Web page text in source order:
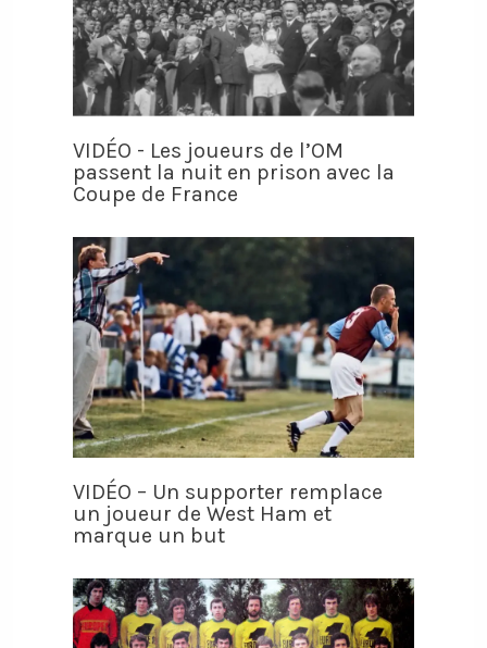
VIDÉO - Les joueurs de l’OM
passent la nuit en prison avec la
Coupe de France
VIDÉO – Un supporter remplace
un joueur de West Ham et
marque un but